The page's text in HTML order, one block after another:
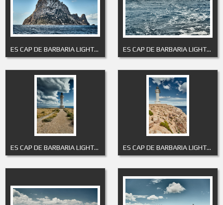
ES CAP DE BARBARIA LIGHTHOUSE 10 ES CAP DE BARBARIA LIGHTHOUSE 11
ES CAP DE BARBARIA LIGHTHOUSE 2 ES CAP DE BARBARIA LIGHTHOUSE 3